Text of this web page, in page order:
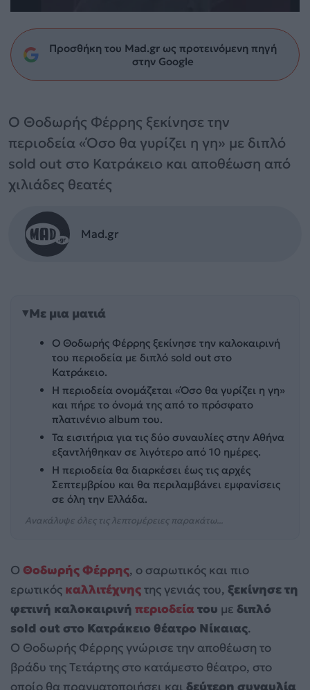
Προσθήκη του Mad.gr ως προτεινόμενη πηγή
στην Google
Ο Θοδωρής Φέρρης ξεκίνησε την
περιοδεία «Όσο θα γυρίζει η γη» με διπλό
sold out στο Κατράκειο και αποθέωση από
χιλιάδες θεατές
Mad.gr
Με μια ματιά
Ο Θοδωρής Φέρρης ξεκίνησε την καλοκαιρινή
του περιοδεία με διπλό sold out στο
Κατράκειο.
Η περιοδεία ονομάζεται «Όσο θα γυρίζει η γη»
και πήρε το όνομά της από το πρόσφατο
πλατινένιο album του.
Τα εισιτήρια για τις δύο συναυλίες στην Αθήνα
εξαντλήθηκαν σε λιγότερο από 10 ημέρες.
Η περιοδεία θα διαρκέσει έως τις αρχές
Σεπτεμβρίου και θα περιλαμβάνει εμφανίσεις
σε όλη την Ελλάδα.
Ανακάλυψε όλες τις λεπτομέρειες παρακάτω...
Ο Θοδωρής Φέρρης, o σαρωτικός και πιο
ερωτικός καλλιτέχνηςτης γενιάς του, ξεκίνησε τη
φετινή καλοκαιρινή περιοδείατου με διπλό
sold out στο Κατράκειο θέατρο Νίκαιας.
Ο Θοδωρής Φέρρης γνώρισε την αποθέωση το
βράδυ της Τετάρτης στο κατάμεστο θέατρο, στο
οποίο θα πραγματοποιήσει και δεύτερη συναυλία